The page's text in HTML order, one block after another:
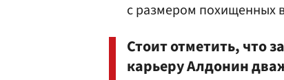
с размером похищенных
Стоит отметить, что
карьеру Алдонин